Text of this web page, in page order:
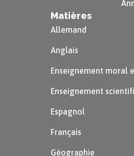
Matières
Allemand
Anglais
Enseignement moral
Enseignement
Espagnol
Français
Géographie